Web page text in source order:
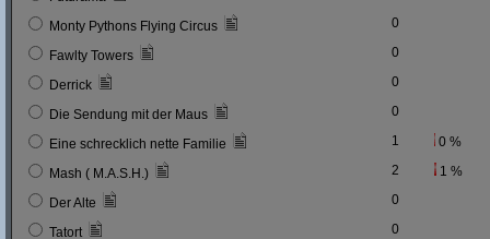
Monty Pythons Flying Circus 0
Fawlty Towers 0
Derrick 0
Die Sendung mit der Maus 0
Eine schrecklich nette Familie 1 0 %
Mash ( M.A.S.H.) 2 1 %
Der Alte 0
Tatort 0